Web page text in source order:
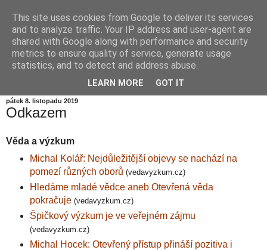
Informační zátiší
Blog Ústavu informatiky Akademie věd České republiky,
pátek 8. listopadu 2019
Odkazem
Věda a výzkum
Michal Kolář: Nejdůležitější objevy se nachází na
pomezí různých oborů (vedavyzkum.cz)
Hledáme mladé vědce aneb Otevřená věda
pokračuje (vedavyzkum.cz)
Špičkový výzkum je ve veřejném zájmu
(vedavyzkum.cz)
Michal Hocek: Otevřený přístup přináší pozitiva i
This site uses cookies from Google to deliver its services
and to analyze traffic. Your IP address and user-agent are
shared with Google along with performance and security
metrics to ensure quality of service, generate usage
statistics, and to detect and address abuse.
LEARN MORE GOT IT